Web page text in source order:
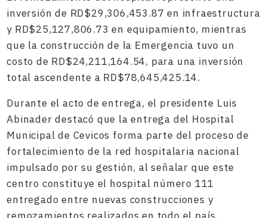
inversión de RD$29,306,453.87 en infraestructura
y RD$25,127,806.73 en equipamiento, mientras
que la construcción de la Emergencia tuvo un
costo de RD$24,211,164.54, para una inversión
total ascendente a RD$78,645,425.14.
Durante el acto de entrega, el presidente Luis
Abinader destacó que la entrega del Hospital
Municipal de Cevicos forma parte del proceso de
fortalecimiento de la red hospitalaria nacional
impulsado por su gestión, al señalar que este
centro constituye el hospital número 111
entregado entre nuevas construcciones y